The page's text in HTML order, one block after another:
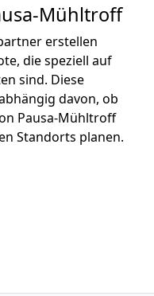
Mühltroff
erstellen
die speziell auf
sind. Diese
davon, ob
Pausa-Mühltroff
Standorts planen.